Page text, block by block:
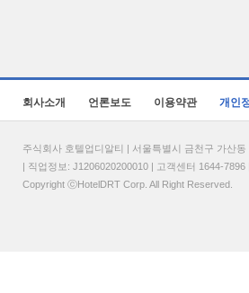
회사소개 언론보도 이용약관 개인
주식회사 호텔업디알티 | 서울특별시 금천구 가산
| 직업정보: J1206020200010 | 고객센터 1644-
Copyright ⓒHotelDRT Corp. All Right Reserved.